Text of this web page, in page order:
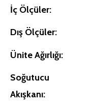
İç Ölçüler:
Dış Ölçüler:
Ünite Ağırlığı:
Soğutucu
Akışkanı: